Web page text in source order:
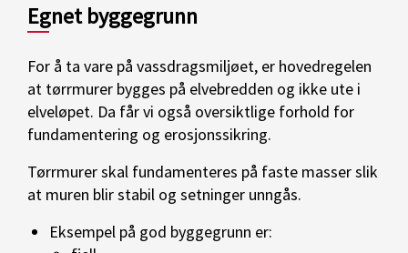
Egnet byggegrunn
For å ta vare på vassdragsmiljøet, er hovedregelen
at tørrmurer bygges på elvebredden og ikke ute i
elveløpet. Da får vi også oversiktlige forhold for
fundamentering og erosjonssikring.
Tørrmurer skal fundamenteres på faste masser slik
at muren blir stabil og setninger unngås.
Eksempel på god byggegrunn er: